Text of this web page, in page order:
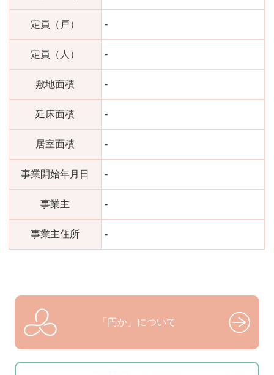
定員（戸） -
定員（人） -
敷地面積 -
延床面積 -
居室面積 -
事業開始年月日 -
事業主 -
事業主住所 -
「円か」について